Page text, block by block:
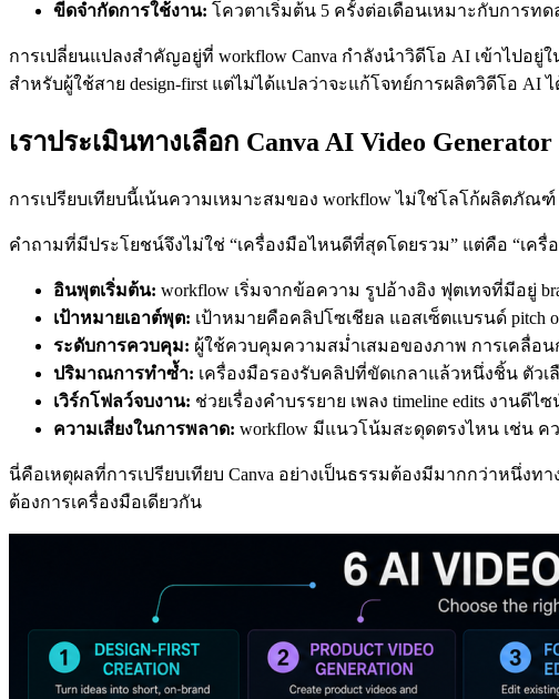
ขีดจำกัดการใช้งาน: โควตาเริ่มต้น 5 ครั้งต่อเดือนเหมาะกับการท
การเปลี่ยนแปลงสำคัญอยู่ที่ workflow Canva กำลังนำวิดีโอ AI เข้าไปอ
สำหรับผู้ใช้สาย design-first แต่ไม่ได้แปลว่าจะแก้โจทย์การผลิตวิดีโอ AI
เราประเมินทางเลือก Canva AI Video Generator
การเปรียบเทียบนี้เน้นความเหมาะสมของ workflow ไม่ใช่โลโก้ผลิตภัณฑ์
คำถามที่มีประโยชน์จึงไม่ใช่ “เครื่องมือไหนดีที่สุดโดยรวม” แต่คือ “เค
อินพุตเริ่มต้น: workflow เริ่มจากข้อความ รูปอ้างอิง ฟุตเทจที่มีอยู่
เป้าหมายเอาต์พุต: เป้าหมายคือคลิปโซเชียล แอสเซ็ตแบรนด์ pitch
ระดับการควบคุม: ผู้ใช้ควบคุมความสม่ำเสมอของภาพ การเคลื่อนก
ปริมาณการทำซ้ำ: เครื่องมือรองรับคลิปที่ขัดเกลาแล้วหนึ่งชิ้น ตัว
เวิร์กโฟลว์จบงาน: ช่วยเรื่องคำบรรยาย เพลง timeline edits งาน
ความเสี่ยงในการพลาด: workflow มีแนวโน้มสะดุดตรงไหน เช่น
นี่คือเหตุผลที่การเปรียบเทียบ Canva อย่างเป็นธรรมต้องมีมากกว่าหนึ่งทา
ต้องการเครื่องมือเดียวกัน